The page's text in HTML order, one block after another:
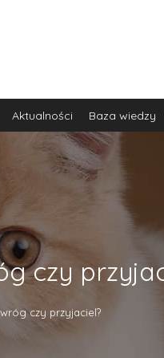
Aktualności Baza wiedzy
czy
czy przyjaciel?